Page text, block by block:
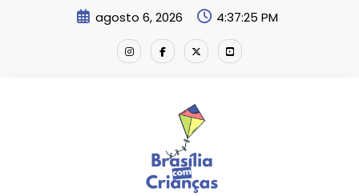
agosto 6, 2026 4:37:26 PM